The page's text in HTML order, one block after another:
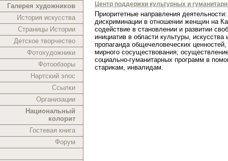
Галерея художников
История искусства
Страницы Истории
Детское творчество
Фотохудожники
Фотообзоры
Нартский эпос
Ссылки
Организации
Национальный
колорит
Гостевая книга
Форум
Центр поддержки культурных и
Приоритетные направления
дискриминации в отношении женщин на
содействие в становлении и развитии
инициатив в области культуры, искусства
пропаганда общечеловеческих
мирного сосуществования;
социально-гуманитарных программ в
старикам, инвалидам.